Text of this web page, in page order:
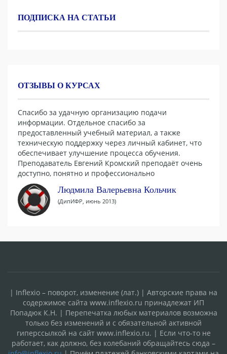
ПОДПИСКА НА СТАТЬИ
ОТЗЫВЫ О КУРСАХ
Спасибо за удачную организацию подачи
информации. Отдельное спасибо за
предоставленный учебный материал, а также
техническую поддержку через личный кабинет, что
обеспечивает улучшение процесса обучения.
Преподаватель Евгений Кромский преподаёт очень
доступно, понятно и профессионально
Людмила Валерьевна Кольчик
(ДипИФР, июнь 2013)
| Inflexio – поворот, изменение (лат.) | Авторские права на
содержимое сайта www.inflexio.ru принадлежат ИП
Попадюк К.Н. | Перепечатка любых материалов возможна
только без изменений и с обязательной активной
гиперссылкой на сайт www.inflexio.ru. | Если что-то не
работает, как должно, без колебаний обращайтесь сюда –